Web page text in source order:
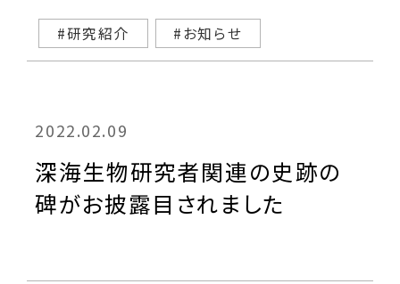
#研究紹介 #お知らせ
2022.02.09
深海生物研究者関連の史跡の
碑がお披露目されました